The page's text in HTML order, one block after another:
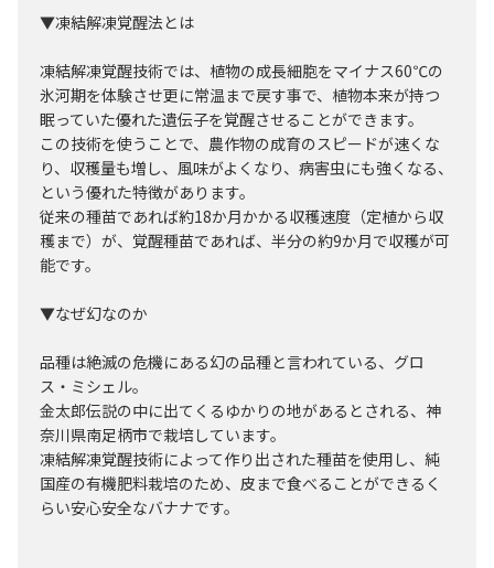
▼凍結解凍覚醒法とは
凍結解凍覚醒技術では、植物の成長細胞をマイナス60℃の
氷河期を体験させ更に常温まで戻す事で、植物本来が持つ
眠っていた優れた遺伝子を覚醒させることができます。
この技術を使うことで、農作物の成育のスピードが速くな
り、収穫量も増し、風味がよくなり、病害虫にも強くなる、
という優れた特徴があります。
従来の種苗であれば約18か月かかる収穫速度（定植から収
穫まで）が、覚醒種苗であれば、半分の約9か月で収穫が可
能です。
▼なぜ幻なのか
品種は絶滅の危機にある幻の品種と言われている、グロ
ス・ミシェル。
金太郎伝説の中に出てくるゆかりの地があるとされる、神
奈川県南足柄市で栽培しています。
凍結解凍覚醒技術によって作り出された種苗を使用し、純
国産の有機肥料栽培のため、皮まで食べることができるく
らい安心安全なバナナです。